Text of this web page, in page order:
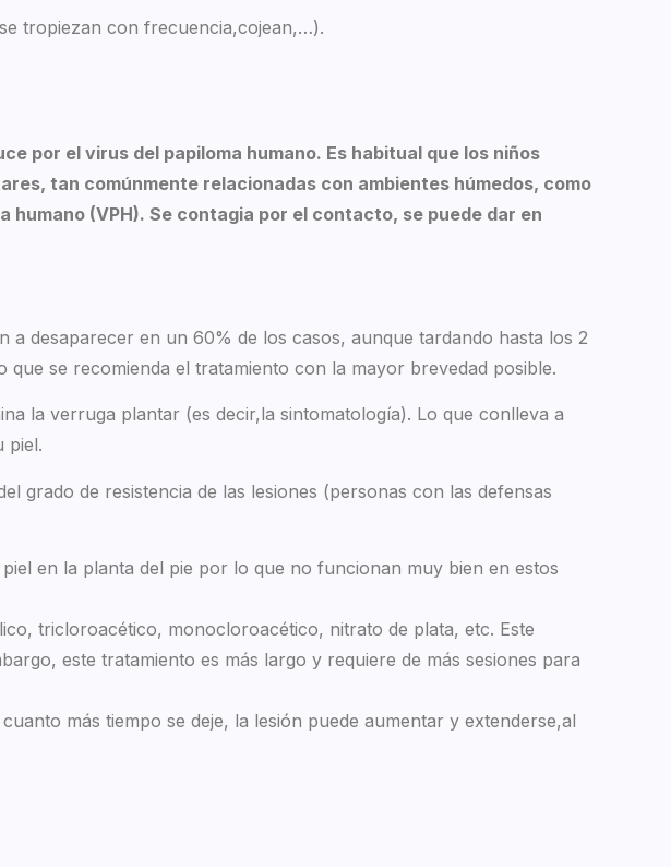
tropiezan con frecuencia,cojean,…).
por el virus del papiloma humano. Es habitual que los niños
tan comúnmente relacionadas con ambientes húmedos, como
(VPH). Se contagia por el contacto, se puede dar en
desaparecer en un 60% de los casos, aunque tardando hasta los 2
se recomienda el tratamiento con la mayor brevedad posible.
la verruga plantar (es decir,la sintomatología). Lo que conlleva a
piel.
grado de resistencia de las lesiones (personas con las defensas
en la planta del pie por lo que no funcionan muy bien en estos
tricloroacético, monocloroacético, nitrato de plata, etc. Este
este tratamiento es más largo y requiere de más sesiones para
más tiempo se deje, la lesión puede aumentar y extenderse,al